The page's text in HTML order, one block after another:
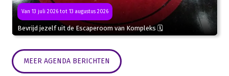
Van 13 juli 2026 tot 13 augustus 2026
Bevrijd jezelf uit de Escaperoom van Kompleks 🗓
MEER AGENDA BERICHTEN